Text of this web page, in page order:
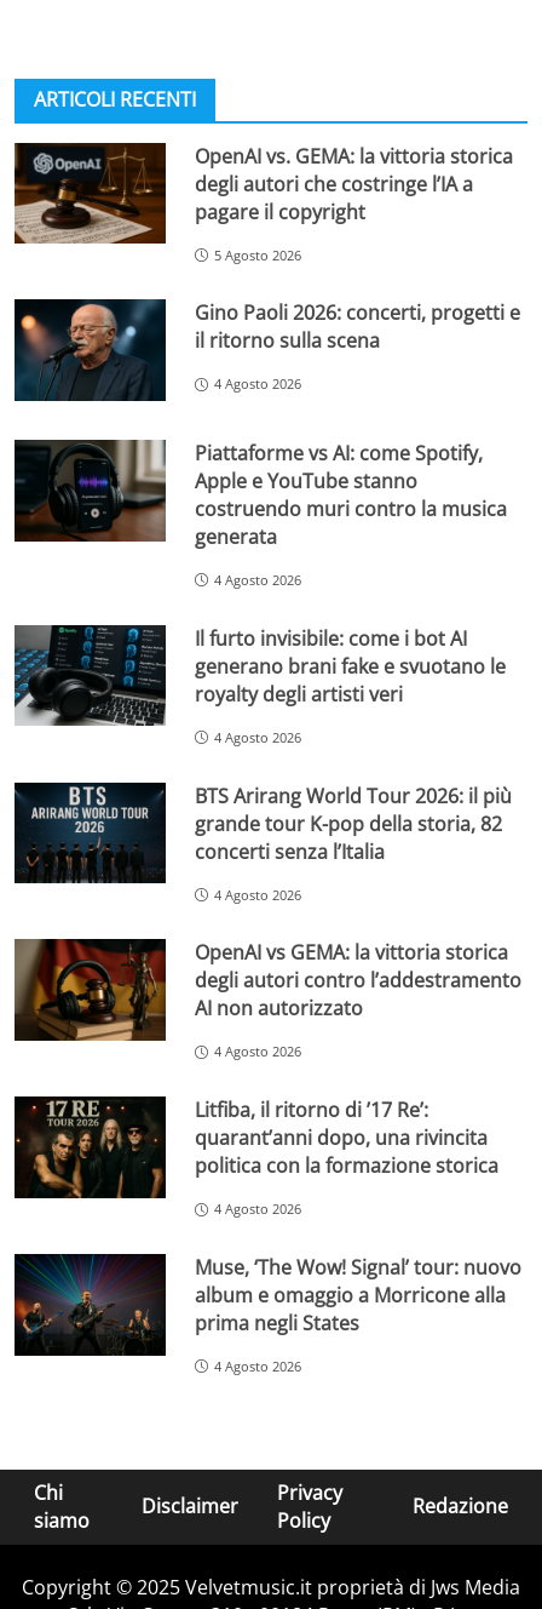
ARTICOLI RECENTI
OpenAI vs. GEMA: la vittoria storica
degli autori che costringe l’IA a
pagare il copyright
5 Agosto 2026
Gino Paoli 2026: concerti, progetti e
il ritorno sulla scena
4 Agosto 2026
Piattaforme vs AI: come Spotify,
Apple e YouTube stanno
costruendo muri contro la musica
generata
4 Agosto 2026
Il furto invisibile: come i bot AI
generano brani fake e svuotano le
royalty degli artisti veri
4 Agosto 2026
BTS Arirang World Tour 2026: il più
grande tour K-pop della storia, 82
concerti senza l’Italia
4 Agosto 2026
OpenAI vs GEMA: la vittoria storica
degli autori contro l’addestramento
AI non autorizzato
4 Agosto 2026
Litfiba, il ritorno di ’17 Re’:
quarant’anni dopo, una rivincita
politica con la formazione storica
4 Agosto 2026
Muse, ‘The Wow! Signal’ tour: nuovo
album e omaggio a Morricone alla
prima negli States
4 Agosto 2026
Chi
siamo
Disclaimer
Privacy
Policy
Redazione
Copyright © 2025 Velvetmusic.it proprietà di Jws Media